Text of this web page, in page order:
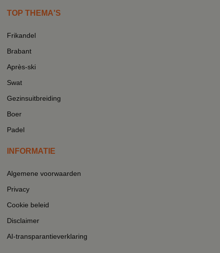
TOP THEMA'S
Frikandel
Brabant
Après-ski
Swat
Gezinsuitbreiding
Boer
Padel
INFORMATIE
Algemene voorwaarden
Privacy
Cookie beleid
Disclaimer
AI-transparantieverklaring